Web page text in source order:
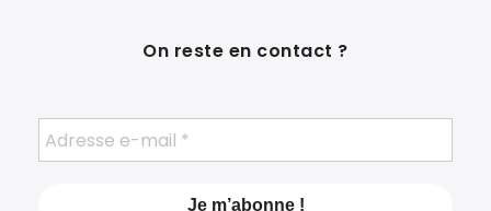
On reste en contact ?